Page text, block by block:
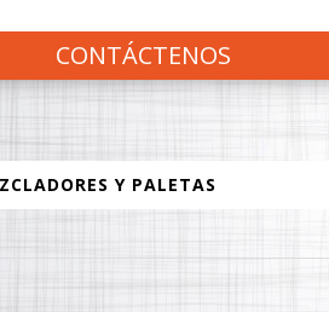
CONTÁCTENOS
Y PALETAS